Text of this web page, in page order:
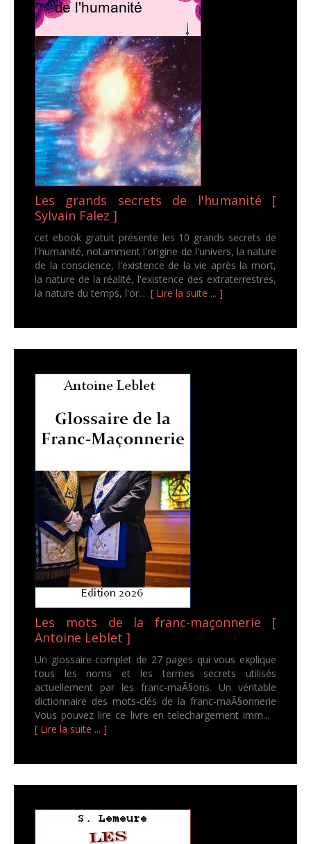
Les grands secrets de l'humanité [
Sylvain Falez ]
cet ebook gratuit présente les 10 grands secrets de
l'humanité, notamment l'origine de l'univers, la nature
de la conscience, l'existence de la vie après la mort,
la nature de la réalité, l'existence des extraterrestres,
la nature du temps, l'or... [ Lire la suite ... ]
Les mots de la franc-maçonnerie [
Antoine Leblet ]
Un glossaire complet de 27 pages qui vous explique
tous les noms et les termes secrets utilisés
actuellement par les franc-maÃ§ons. Un véritable
dictionnaire des mots-clés de la franc-maÃ§onnerie
Vous pouvez lire ce livre en telechargement imm...
[ Lire la suite ... ]